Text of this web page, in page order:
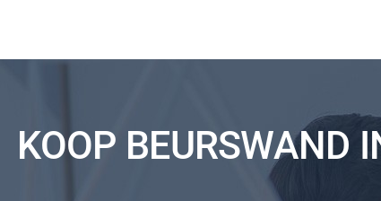
KOOP BEURSWAND